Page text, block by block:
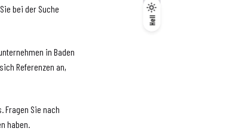
Hell
Hell
Dunkel
bei der Suche
in Baden
Referenzen an,
Fragen Sie nach
haben.